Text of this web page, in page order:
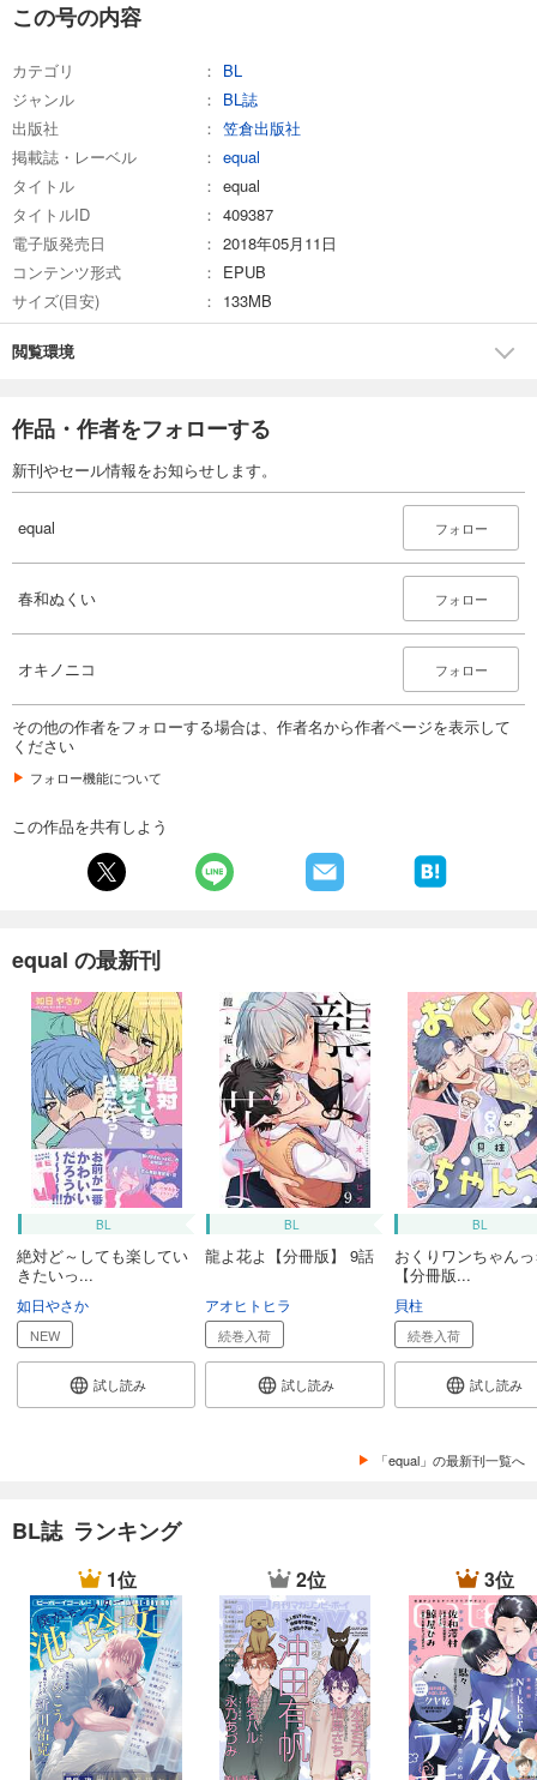
equal vol.104β
あらすじを表示する
equal vol.104α
あらすじを表示する
あらすじを表示する
カート
試し読み
440 円 (税込)
カート
あらすじを表示する
equal vol.102α
あらすじを表示する
equal vol.101β
660円 (税込)
カート
試し読み
あらすじを表示する
equal vol.101α
カート
あらすじを表示する
equal vol.100β
660円 (税込)
660
カート
試し読み
あらすじを表示する
equal vol.99β
550円 (税込)
カート
この号の内容
カテゴリ
BL
ジャンル
BL誌
出版社
笠倉出版社
掲載誌・レーベル
equal
タイトル
equal
タイトルID
409387
電子版発売日
2018年05月11日
コンテンツ形式
EPUB
サイズ(目安)
133MB
閲覧環境
作品・作者をフォローする
新刊やセール情報をお知らせします。
equal フォロー
春和ぬくい フォロー
オキノニコ フォロー
その他の作者をフォローする場合は、作者名から作者ページを表示して
ください
フォロー機能について
この作品を共有しよう
equal の最新刊
BL
絶対ど～しても楽してい
きたいっ...
如日やさか
NEW
試し読み
BL
龍よ花よ【分冊版】 9話
アオヒトヒラ
続巻入荷
試し読み
BL
おくりワンちゃん
【分冊版...
貝柱
続巻入荷
試し読み
「equal」の最新刊一覧へ
BL誌 ランキング
1位 2位 3位